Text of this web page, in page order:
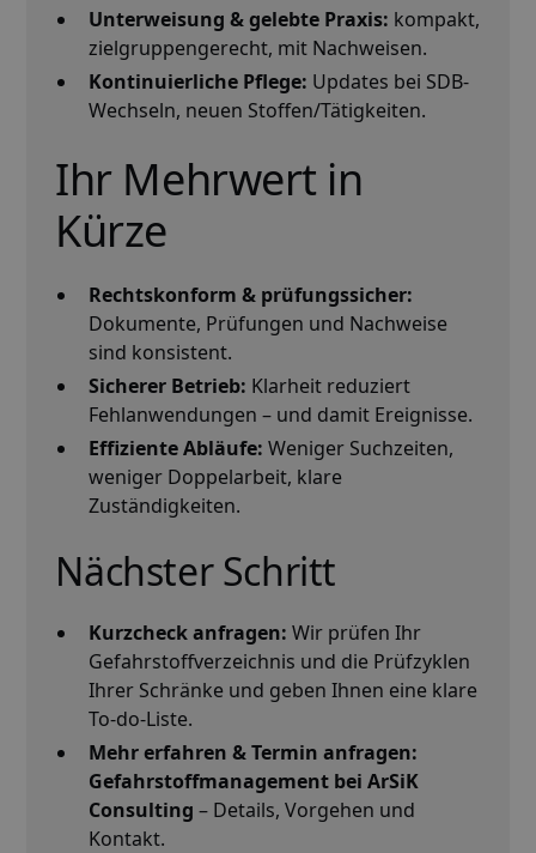
Unterweisung & gelebte Praxis: kompakt,
zielgruppengerecht, mit Nachweisen.
Kontinuierliche Pflege: Updates bei SDB-
Wechseln, neuen Stoffen/Tätigkeiten.
Ihr Mehrwert in
Kürze
Rechtskonform & prüfungssicher:
Dokumente, Prüfungen und Nachweise
sind konsistent.
Sicherer Betrieb: Klarheit reduziert
Fehlanwendungen – und damit Ereignisse.
Effiziente Abläufe: Weniger Suchzeiten,
weniger Doppelarbeit, klare
Zuständigkeiten.
Nächster Schritt
Kurzcheck anfragen: Wir prüfen Ihr
Gefahrstoffverzeichnis und die Prüfzyklen
Ihrer Schränke und geben Ihnen eine klare
To-do-Liste.
Mehr erfahren & Termin anfragen:
Gefahrstoffmanagement bei ArSiK
Consulting – Details, Vorgehen und
Kontakt.